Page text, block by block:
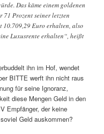
Das käme einem goldenen
71 Prozent seiner letzten
10.709,29 Euro erhalten, also
Luxusrente erhalten“, heißt
ihn im Hof, wendet
BITTE werft ihn nicht raus
für seine Ignoranz,
diese Mengen Geld in den
Empfänger, der keine
Geld auskommen?